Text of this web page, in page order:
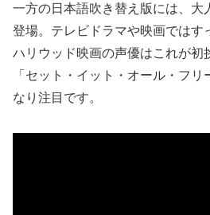
一方の日本語吹き替え版には、大
登場。テレビドラマや映画ではす
ハリウッド映画の声優はこれが初
「セット・イット・オール・フ
なり注目です。